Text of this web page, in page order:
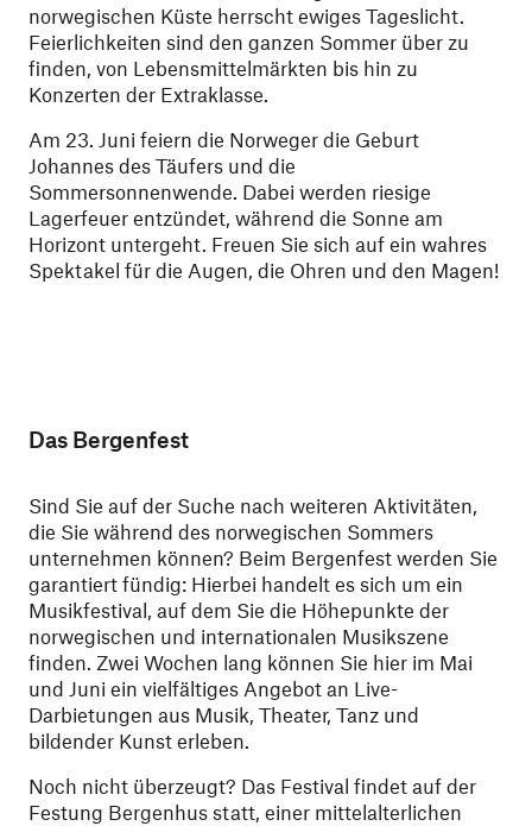
norwegischen Küste herrscht ewiges Tageslicht.
Feierlichkeiten sind den ganzen Sommer über zu
finden, von Lebensmittelmärkten bis hin zu
Konzerten der Extraklasse.
Am 23. Juni feiern die Norweger die Geburt
Johannes des Täufers und die
Sommersonnenwende. Dabei werden riesige
Lagerfeuer entzündet, während die Sonne am
Horizont untergeht. Freuen Sie sich auf ein wahres
Spektakel für die Augen, die Ohren und den Magen!
Das Bergenfest
Sind Sie auf der Suche nach weiteren Aktivitäten,
die Sie während des norwegischen Sommers
unternehmen können? Beim Bergenfest werden Sie
garantiert fündig: Hierbei handelt es sich um ein
Musikfestival, auf dem Sie die Höhepunkte der
norwegischen und internationalen Musikszene
finden. Zwei Wochen lang können Sie hier im Mai
und Juni ein vielfältiges Angebot an Live-
Darbietungen aus Musik, Theater, Tanz und
bildender Kunst erleben.
Noch nicht überzeugt? Das Festival findet auf der
Festung Bergenhus statt, einer mittelalterlichen